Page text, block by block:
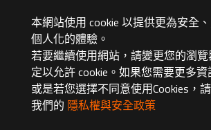
本網站使用 cookie 以提供更為安全
個人化的體驗。
若要繼續使用網站，請變更您的瀏覽
定以允許 cookie。如果您需要更多資
或是若您選擇不同意使用Cookies，
我們的 隱私權與安全政策